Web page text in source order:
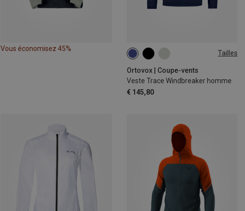
Vous économisez 45%
Tailles
Ortovox | Coupe-vents
Veste Trace Windbreaker homme
€ 145,80
M L XXL